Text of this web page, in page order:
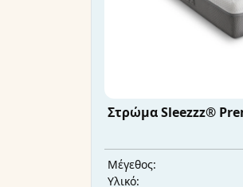
Στρώμα Sleezzz®
Μέγεθος:
Υλικό: